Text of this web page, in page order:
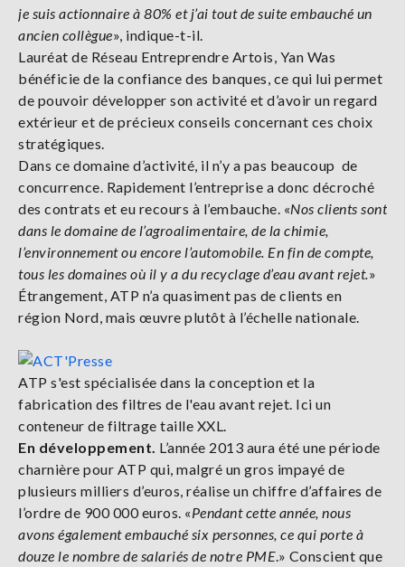
je suis actionnaire à 80% et j’ai tout de suite embauché un
ancien collègue», indique-t-il.
Lauréat de Réseau Entreprendre Artois, Yan Was
bénéficie de la confiance des banques, ce qui lui permet
de pouvoir développer son activité et d’avoir un regard
extérieur et de précieux conseils concernant ces choix
stratégiques.
Dans ce domaine d’activité, il n’y a pas beaucoup de
concurrence. Rapidement l’entreprise a donc décroché
des contrats et eu recours à l’embauche. «Nos clients sont
dans le domaine de l’agroalimentaire, de la chimie,
l’environnement ou encore l’automobile. En fin de compte,
tous les domaines où il y a du recyclage d’eau avant rejet. »
Étrangement, ATP n’a quasiment pas de clients en
région Nord, mais œuvre plutôt à l’échelle nationale.
ATP s'est spécialisée dans la conception et la
fabrication des filtres de l'eau avant rejet. Ici un
conteneur de filtrage taille XXL.
En développement. L’année 2013 aura été une période
charnière pour ATP qui, malgré un gros impayé de
plusieurs milliers d’euros, réalise un chiffre d’affaires de
l’ordre de 900 000 euros. «Pendant cette année, nous
avons également embauché six personnes, ce qui porte à
douze le nombre de salariés de notre PME .» Conscient que